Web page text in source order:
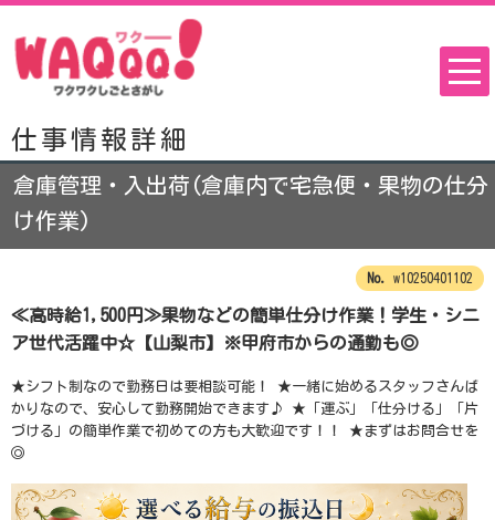
仕事情報詳細
倉庫管理・入出荷(倉庫内で宅急便・果物の仕分
け作業)
w10250401102
≪高時給1,500円≫果物などの簡単仕分け作業！学生・シニ
ア世代活躍中☆【山梨市】※甲府市からの通勤も◎
★シフト制なので勤務日は要相談可能！ ★一緒に始めるスタッフさんば
かりなので、安心して勤務開始できます♪ ★「運ぶ」「仕分ける」「片
づける」の簡単作業で初めての方も大歓迎です！！ ★まずはお問合せを
◎